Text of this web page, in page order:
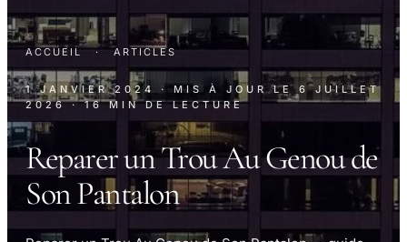
ACCUEIL · ARTICLES
1 JANVIER 2024 · MIS À JOUR LE 6 JUILLET
2026 · 16 MIN DE LECTURE
Reparer un Trou Au Genou de
Son Pantalon